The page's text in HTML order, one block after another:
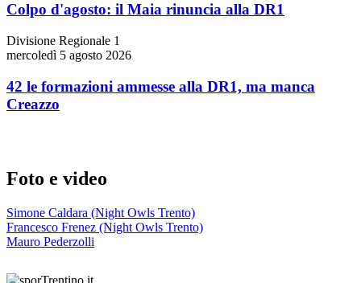
Colpo d'agosto: il Maia rinuncia alla DR1
Divisione Regionale 1
mercoledì 5 agosto 2026
42 le formazioni ammesse alla DR1, ma manca
Creazzo
Foto e video
Simone Caldara (Night Owls Trento)
Francesco Frenez (Night Owls Trento)
Mauro Pederzolli